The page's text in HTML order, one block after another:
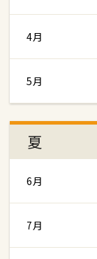
4月
5月
夏
6月
7月